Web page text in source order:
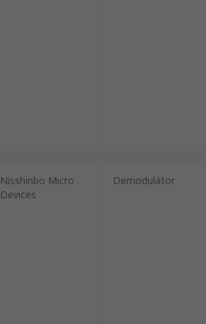
Nisshinbo Micro
Devices
Demodulátor